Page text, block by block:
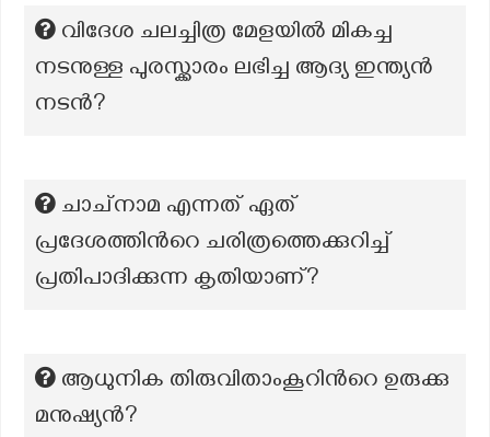
വിദേശ ചലച്ചിത്ര മേളയിൽ മികച്ച
നടനുള്ള പുരസ്ക്കാരം ലഭിച്ച ആദ്യ ഇന്ത്യൻ
നടൻ?
ചാച്നാമ എന്നത് ഏത്
പ്രദേശത്തിൻറെ ചരിത്രത്തെക്കുറിച്ച്
പ്രതിപാദിക്കുന്ന കൃതിയാണ്?
ആധുനിക തിരുവിതാംകൂറിന്‍റെ ഉരുക്കു
മനുഷ്യൻ?